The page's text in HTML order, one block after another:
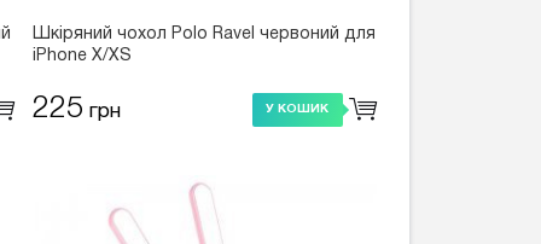
Шкіряний чохол Polo Ravel червоний для
iPhone X/XS
225 грн У КОШИК